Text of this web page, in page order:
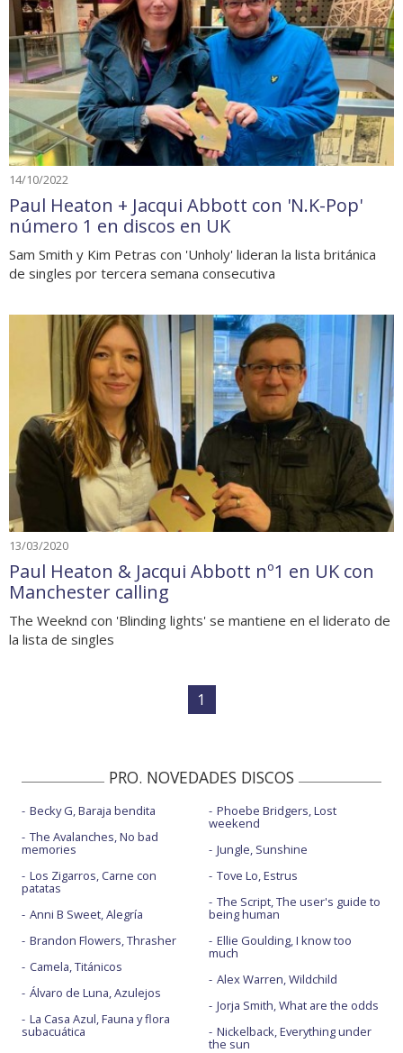
14/10/2022
Paul Heaton + Jacqui Abbott con 'N.K-Pop'
número 1 en discos en UK
Sam Smith y Kim Petras con 'Unholy' lideran la lista británica
de singles por tercera semana consecutiva
13/03/2020
Paul Heaton & Jacqui Abbott nº1 en UK con
Manchester calling
The Weeknd con 'Blinding lights' se mantiene en el liderato de
la lista de singles
1
PRO. NOVEDADES DISCOS
Becky G, Baraja bendita
The Avalanches, No bad
memories
Los Zigarros, Carne con
patatas
Anni B Sweet, Alegría
Brandon Flowers, Thrasher
Camela, Titánicos
Álvaro de Luna, Azulejos
La Casa Azul, Fauna y flora
subacuática
Phoebe Bridgers, Lost
weekend
Jungle, Sunshine
Tove Lo, Estrus
The Script, The user's guide to
being human
Ellie Goulding, I know too
much
Alex Warren, Wildchild
Jorja Smith, What are the odds
Nickelback, Everything under
the sun